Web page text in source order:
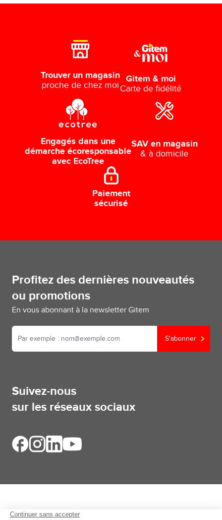
Trouver un magasin
proche de chez moi
Gitem & moi
Carte de fidélité
Engagés dans une
démarche écoresponsable
avec EcoTree
SAV en magasin
& à domicile
Paiement
sécurisé
Profitez des dernières nouveautés
ou promotions
En vous abonnant à la newsletter Gitem
S'abonner
Suivez-nous
sur les réseaux sociaux